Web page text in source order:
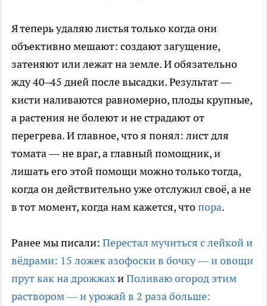
Я теперь удаляю листья только когда они
объективно мешают: создают загущение,
затеняют или лежат на земле. И обязательно
жду 40–45 дней после высадки. Результат —
кисти наливаются равномерно, плоды крупные,
а растения не болеют и не страдают от
перегрева. И главное, что я понял: лист для
томата — не враг, а главный помощник, и
лишать его этой помощи можно только тогда,
когда он действительно уже отслужил своё, а не
в тот момент, когда нам кажется, чтопора.
Ранее мы писали: Перестал мучиться с лейкой и
вёдрами: 15 ложек азофоски в бочку — и овощи
прут как на дрожжахиПоливаю огород этим
раствором — и урожай в 2 раза больше: